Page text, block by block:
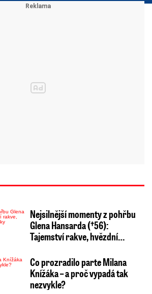
Nejsilnější momenty z pohřbu
Glena Hansarda (†56):
Tajemství rakve, hvězdní…
Co prozradilo parte Milana
Knížáka – a proč vypadá tak
nezvykle?